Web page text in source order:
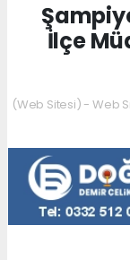
İlçe
(Web Sitesi) - Web